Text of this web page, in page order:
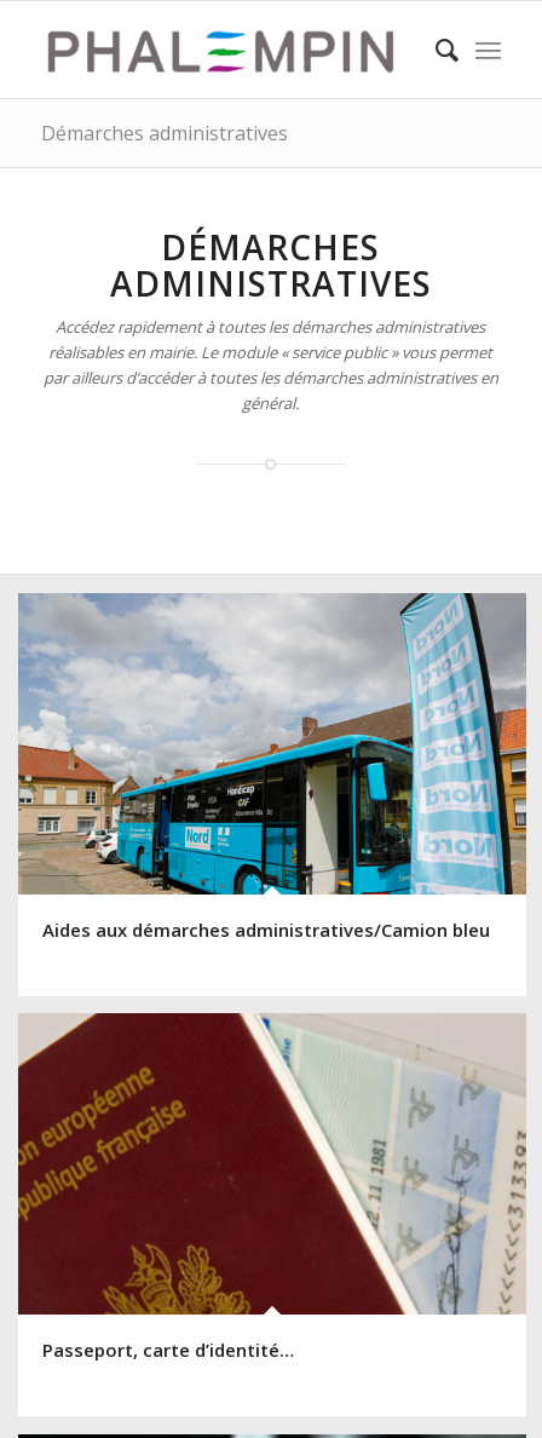
Démarches administratives
DÉMARCHES
ADMINISTRATIVES
Accédez rapidement à toutes les démarches administratives
réalisables en mairie. Le module « service public » vous permet
par ailleurs d’accéder à toutes les démarches administratives en
général.
Aides aux démarches administratives/Camion bleu
Passeport, carte d’identité…